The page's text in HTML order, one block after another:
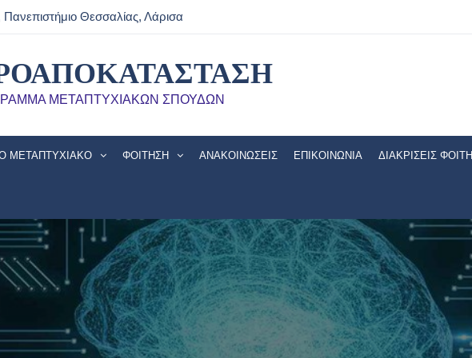
Πανεπιστήμιο Θεσσαλίας, Λάρισα
ΜΕΤΑΠΤΥΧΙΑΚΩΝ ΣΠΟΥΔΩΝ
ΜΕΤΑΠΤΥΧΙΑΚΌ ΦΟΊΤΗΣΗ ΑΝΑΚΟΙΝΏΣΕΙΣ ΕΠΙΚΟΙΝΩΝΙΑ ΔΙΑΚΡΙΣΕΙΣ